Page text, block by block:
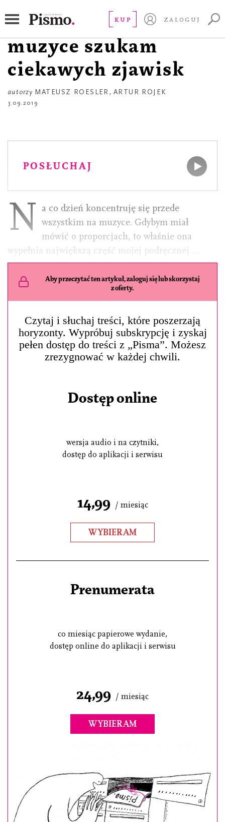
KUP ZALOGUJ
Artur Rojek. W
muzyce szukam
ciekawych zjawisk
autorzy MATEUSZ ROESLER, ARTUR ROJEK
3.09.2019
POSŁUCHAJ
N a co dzień koncentruję się przede
wszystkim na muzyce. Gdybym miał
mówić o proporcjach, to właśnie ona
wypełnia największą część mojej podręcznej …
Aby przeczytać ten artykuł, zaloguj się lub skorzystaj
z oferty.
Czytaj i słuchaj treści, które poszerzają
horyzonty. Wypróbuj subskrypcję i zyskaj
pełen dostęp do treści z „Pisma”. Możesz
zrezygnować w każdej chwili.
Dostęp online
wersja audio i na czytniki,
dostęp do aplikacji i serwisu
14,99 / miesiąc
WYBIERAM
Prenumerata
co miesiąc papierowe wydanie,
dostęp online do aplikacji i serwisu
24,99 / miesiąc
WYBIERAM